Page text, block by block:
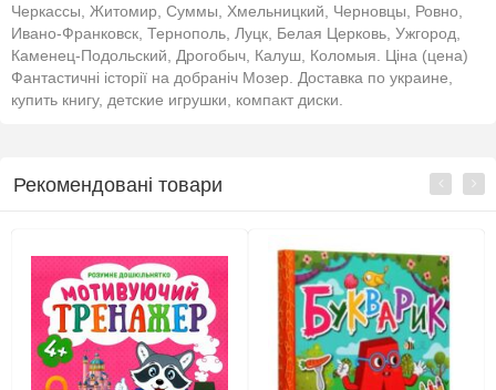
Черкассы, Житомир, Суммы, Хмельницкий, Черновцы, Ровно,
Ивано-Франковск, Тернополь, Луцк, Белая Церковь, Ужгород,
Каменец-Подольский, Дрогобыч, Калуш, Коломыя. Ціна (цена)
Фантастичні історії на добраніч Мозер. Доставка по украине,
купить книгу, детские игрушки, компакт диски.
Рекомендовані товари